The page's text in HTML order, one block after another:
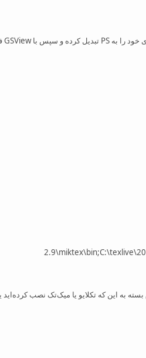
این که تکلایو یا میک‌تک نصب کرده‌اید